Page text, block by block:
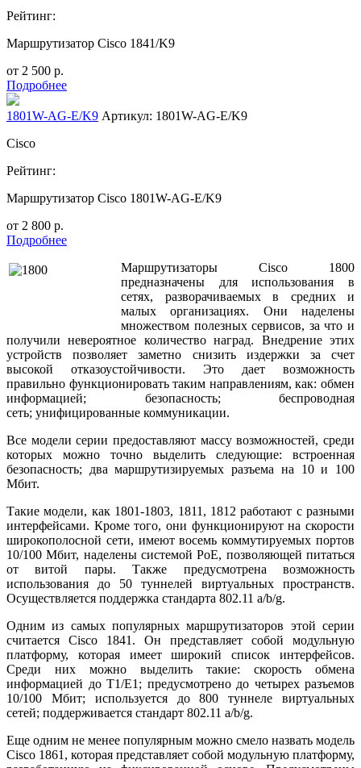
Рейтинг:
Маршрутизатор Cisco 1841/K9
от 2 500 р.
Подробнее
1801W-AG-E/K9 Артикул: 1801W-AG-E/K9
Cisco
Рейтинг:
Маршрутизатор Cisco 1801W-AG-E/K9
от 2 800 р.
Подробнее
Маршрутизаторы Cisco
1800
предназначены для использования в
сетях, разворачиваемых в средних и
малых организациях. Они наделены
множеством полезных сервисов, за что и
получили невероятное количество наград. Внедрение этих
устройств позволяет заметно снизить издержки за счет
высокой отказоустойчивости. Это дает возможность
правильно функционировать таким направлениям, как: обмен
информацией; безопасность; беспроводная
сеть; унифицированные коммуникации.
Все модели серии предоставляют массу возможностей, среди
которых можно точно выделить следующие: встроенная
безопасность; два маршрутизируемых разъема на 10 и 100
Мбит.
Такие модели, как 1801-1803, 1811, 1812 работают с разными
интерфейсами. Кроме того, они функционируют на скорости
широкополосной сети, имеют восемь коммутируемых портов
10/100 Мбит, наделены системойPoE, позволяющей питаться
от витой пары. Также предусмотрена возможность
использования до 50 туннелей виртуальных пространств.
Осуществляется поддержка стандарта 802.11 a/b/g.
Одним из самых популярных маршрутизаторов этой серии
считается Cisco 1841. Он представляет собой модульную
платформу, которая имеет широкий список интерфейсов.
Среди них можно выделить такие: скорость обмена
информацией до T1/E1; предусмотрено до четырех разъемов
10/100 Мбит; используется до 800 туннеле виртуальных
сетей; поддерживается стандарт 802.11 a/b/g.
Еще одним не менее популярным можно смело назвать модель
Cisco 1861, которая представляет собой модульную платформу,